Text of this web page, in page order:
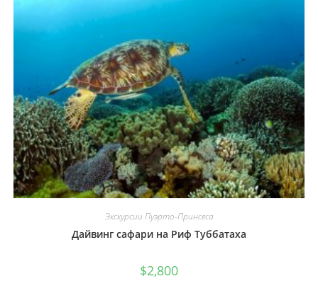
Экскурсии Пуэрто-Принсеса
Дайвинг сафари на Риф Туббатаха
$2,800